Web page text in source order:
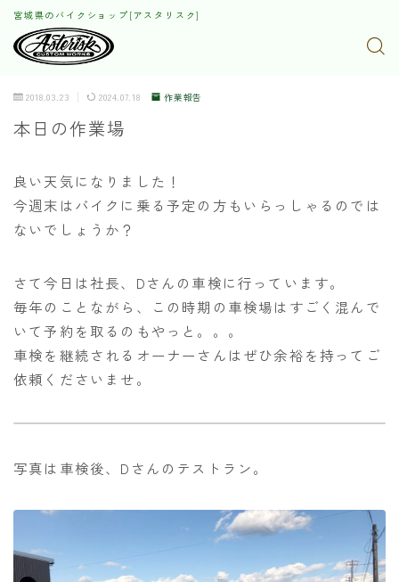
宮城県のバイクショップ[アスタリスク]
2018.03.23 2024.07.18 作業報告
本日の作業場
良い天気になりました！
今週末はバイクに乗る予定の方もいらっしゃるのでは
ないでしょうか？
さて今日は社長、Dさんの車検に行っています。
毎年のことながら、この時期の車検場はすごく混んで
いて予約を取るのもやっと。。。
車検を継続されるオーナーさんはぜひ余裕を持ってご
依頼くださいませ。
写真は車検後、Dさんのテストラン。